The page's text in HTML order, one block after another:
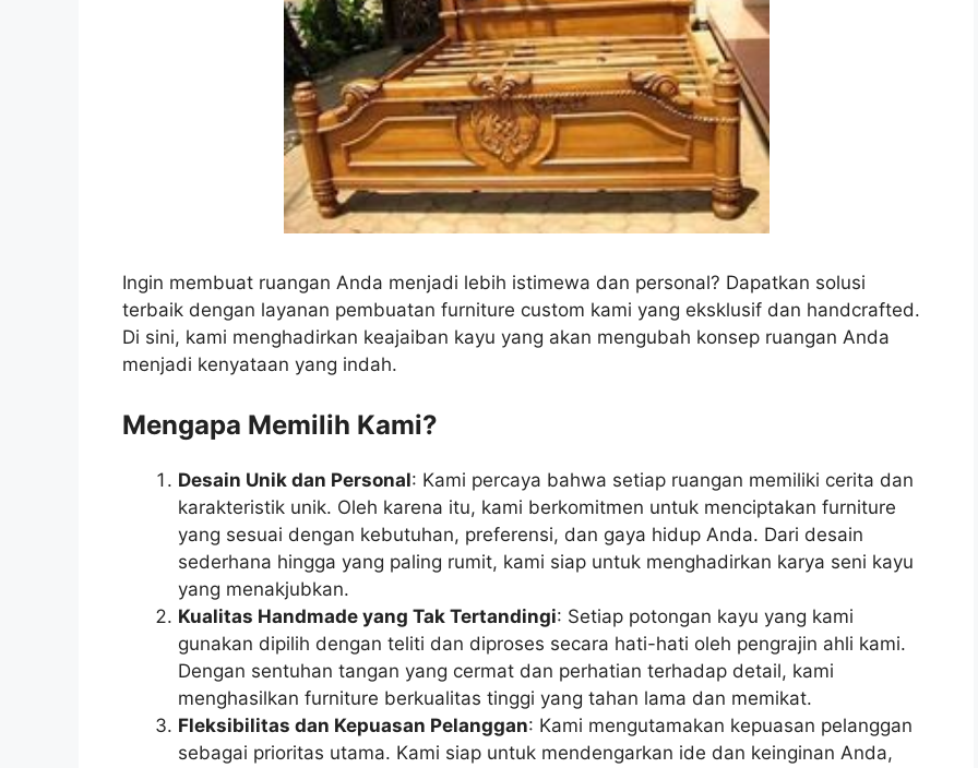
Ingin membuat ruangan Anda menjadi lebih istimewa dan personal? Dapatkan solusi
terbaik dengan layanan pembuatan furniture custom kami yang eksklusif dan handcrafted.
Di sini, kami menghadirkan keajaiban kayu yang akan mengubah konsep ruangan Anda
menjadi kenyataan yang indah.
Mengapa Memilih Kami?
Desain Unik dan Personal: Kami percaya bahwa setiap ruangan memiliki cerita dan
karakteristik unik. Oleh karena itu, kami berkomitmen untuk menciptakan furniture
yang sesuai dengan kebutuhan, preferensi, dan gaya hidup Anda. Dari desain
sederhana hingga yang paling rumit, kami siap untuk menghadirkan karya seni kayu
yang menakjubkan.
Kualitas Handmade yang Tak Tertandingi: Setiap potongan kayu yang kami
gunakan dipilih dengan teliti dan diproses secara hati-hati oleh pengrajin ahli kami.
Dengan sentuhan tangan yang cermat dan perhatian terhadap detail, kami
menghasilkan furniture berkualitas tinggi yang tahan lama dan memikat.
Fleksibilitas dan Kepuasan Pelanggan: Kami mengutamakan kepuasan pelanggan
sebagai prioritas utama. Kami siap untuk mendengarkan ide dan keinginan Anda,